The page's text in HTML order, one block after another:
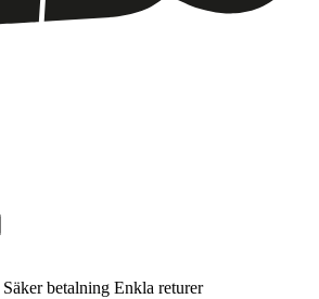
Säker betalning Enkla returer